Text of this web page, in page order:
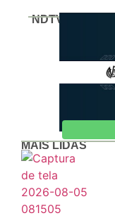
NDTV
MAIS LIDAS